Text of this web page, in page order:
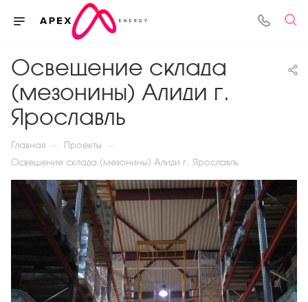
Освещение склада
(мезонины) Алиди г.
Ярославль
Главная — Проекты —
Освещение склада (мезонины) Алиди г. Ярославль